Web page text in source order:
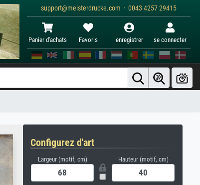
support@meisterdrucke.com · 0043 4257 29415
Panier d'achats Favoris enregistrer se connecter
Configurez d'art
Largeur (motif, cm) Hauteur (motif, cm)